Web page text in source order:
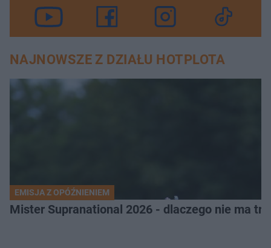
NAJNOWSZE Z DZIAŁU HOTPLOTA
EMISJA Z OPÓŹNIENIEM
Mister Supranational 2026 - dlaczego nie ma